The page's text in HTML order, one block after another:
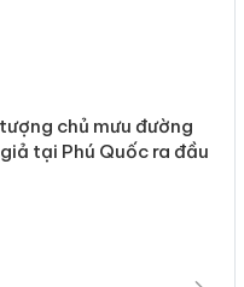
chủ mưu đường
tại Phú Quốc ra đầu